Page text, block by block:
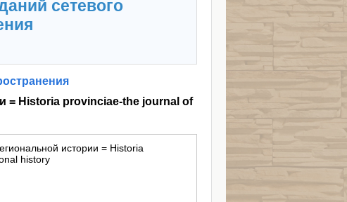
сетевого
= Historia provinciae-the journal of
истории = Historia
history